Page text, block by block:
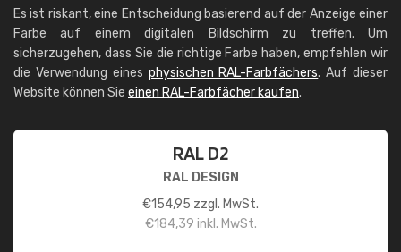
Es ist riskant, eine Entscheidung basierend auf der Anzeige einer
Farbe auf einem digitalen Bildschirm zu treffen. Um
sicherzugehen, dass Sie die richtige Farbe haben, empfehlen wir
die Verwendung eines physischen RAL-Farbfächers. Auf dieser
Website können Sie einen RAL-Farbfächer kaufen.
RAL D2
RAL DESIGN
€154,95 zzgl. MwSt.
€184,39 inkl. MwSt.